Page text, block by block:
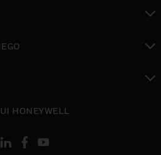
HONEYWELL